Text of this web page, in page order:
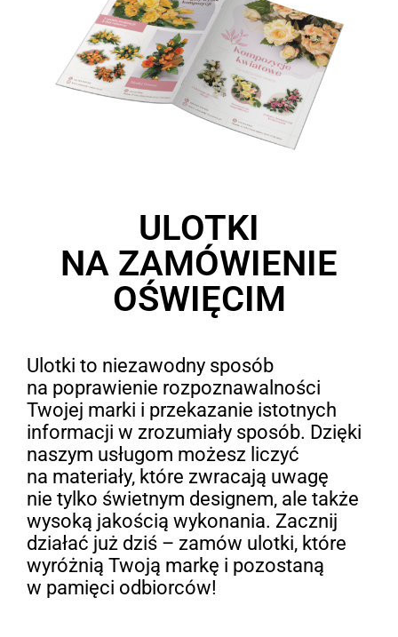
ULOTKI
NA ZAMÓWIENIE
OŚWIĘCIM
Ulotki to niezawodny sposób
na poprawienie rozpoznawalności
Twojej marki i przekazanie istotnych
informacji w zrozumiały sposób. Dzięki
naszym usługom możesz liczyć
na materiały, które zwracają uwagę
nie tylko świetnym designem, ale także
wysoką jakością wykonania. Zacznij
działać już dziś – zamów ulotki, które
wyróżnią Twoją markę i pozostaną
w pamięci odbiorców!